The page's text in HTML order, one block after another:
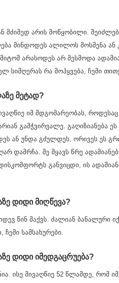
მძიმედ არის მოწყობილი.
მინდოდეს ალილოს მოსმენა ან
არასოდეს არ მესმოდა
სიმღერას რა მოჰყვება, ჩემი
მეტად?
იმ მდგომარეობას,
გამჭვირვალე. გაღიზიანება
ან უნდა გძულდეს, ორივეს ეს
დამრჩა. მე მყავს წრე
განვიცდი, ის
დიდი მიღწევა?
წინ მაქვს. ძალიან ბანალური
სამსახურები.
დიდი იმედგაცრუება?
ისე მივაღწიე 52 წლამდე, რომ